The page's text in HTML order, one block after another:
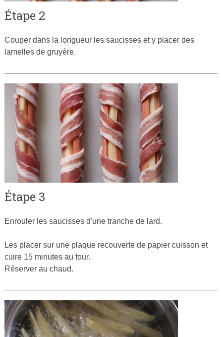
Étape 2
Couper dans la longueur les saucisses et y placer des
lamelles de gruyère.
Étape 3
Enrouler les saucisses d'une tranche de lard.
Les placer sur une plaque recouverte de papier cuisson et
cuire 15 minutes au four.
Réserver au chaud.